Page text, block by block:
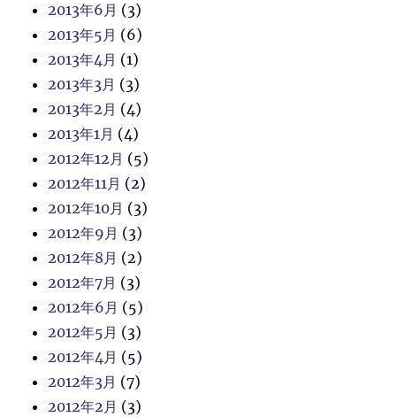
2013年6月 (3)
2013年5月 (6)
2013年4月 (1)
2013年3月 (3)
2013年2月 (4)
2013年1月 (4)
2012年12月 (5)
2012年11月 (2)
2012年10月 (3)
2012年9月 (3)
2012年8月 (2)
2012年7月 (3)
2012年6月 (5)
2012年5月 (3)
2012年4月 (5)
2012年3月 (7)
2012年2月 (3)